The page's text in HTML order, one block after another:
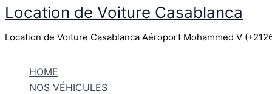
Aller
contenu
Location de Voiture Casablanca
Location de Voiture Casablanca Aéroport Mohammed V
HOME
NOS VÉHICULES